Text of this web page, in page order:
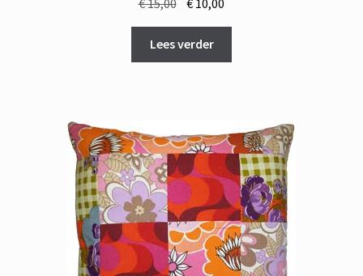
was:
€ 15,00. € 10,00.
Lees verder